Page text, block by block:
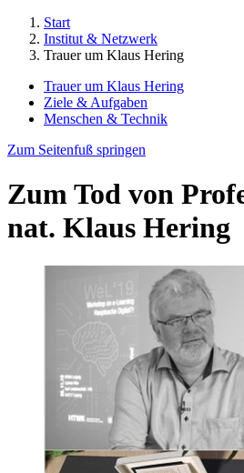
Start
Institut & Netzwerk
Trauer um Klaus Hering
Trauer um Klaus Hering
Ziele & Aufgaben
Menschen & Technik
Zum Seitenfuß springen
Zum Tod von
nat. Klaus Hering